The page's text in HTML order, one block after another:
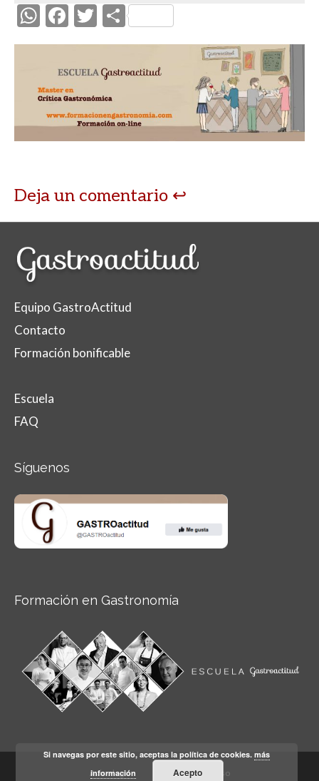
W
h
at
s
A
p
F
ac
e
b
o
o
T
w
itt
er
C
o
p
ar
ti
Deja un comentario
Equipo GastroActitud
Contacto
Formación bonificable
Escuela
FAQ
Síguenos
Formación en Gastronomía
Aviso legal Condiciones de Uso
Si navegas por este sitio, aceptas la política de cookies.más
información
Acepto